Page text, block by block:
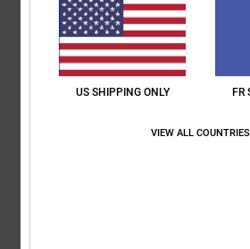
: 5/5 Rapport qualité / prix
: 5/5
Je recommande ce produit
US SHIPPING ONLY FR
VIEW ALL COUNTRIES